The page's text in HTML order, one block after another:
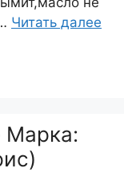
Читать далее
Марка: